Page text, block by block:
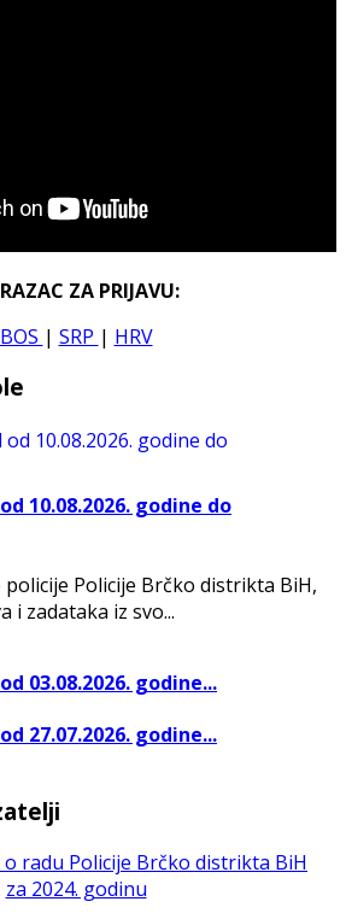
ZA PRIJAVU:
BOS | SRP | HRV
10.08.2026. godine do
policije Policije Brčko distrikta BiH,
i zadataka iz svo...
03.08.2026. godine...
27.07.2026. godine...
radu Policije Brčko distrikta BiH
za 2024. godinu